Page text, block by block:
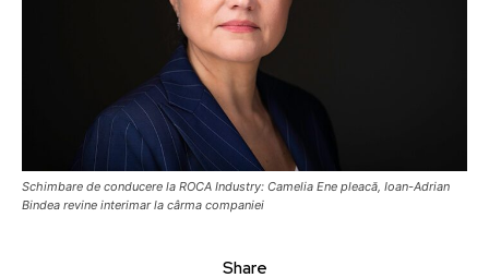
Schimbare de conducere la ROCA Industry: Camelia Ene pleacă, Ioan-Adrian
Bindea revine interimar la cârma companiei
Share